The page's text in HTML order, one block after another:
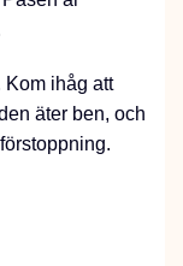
Kom ihåg att
äter ben, och